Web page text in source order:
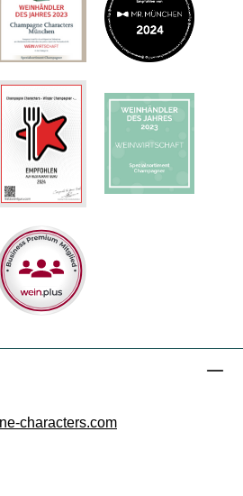
characters.com